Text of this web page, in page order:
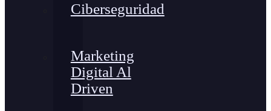
Ciberseguridad
Marketing
Digital Al
Driven